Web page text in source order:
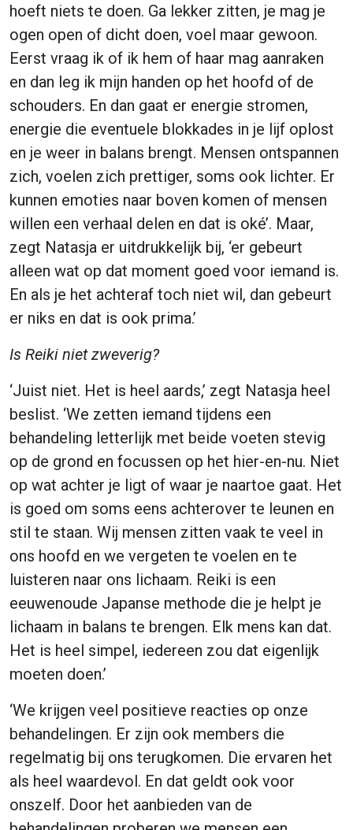
hoeft niets te doen. Ga lekker zitten, je mag je
ogen open of dicht doen, voel maar gewoon.
Eerst vraag ik of ik hem of haar mag aanraken
en dan leg ik mijn handen op het hoofd of de
schouders. En dan gaat er energie stromen,
energie die eventuele blokkades in je lijf oplost
en je weer in balans brengt. Mensen ontspannen
zich, voelen zich prettiger, soms ook lichter. Er
kunnen emoties naar boven komen of mensen
willen een verhaal delen en dat is oké’. Maar,
zegt Natasja er uitdrukkelijk bij, ‘er gebeurt
alleen wat op dat moment goed voor iemand is.
En als je het achteraf toch niet wil, dan gebeurt
er niks en dat is ook prima.’
Is Reiki niet zweverig?
‘Juist niet. Het is heel aards,’ zegt Natasja heel
beslist. ‘We zetten iemand tijdens een
behandeling letterlijk met beide voeten stevig
op de grond en focussen op het hier-en-nu. Niet
op wat achter je ligt of waar je naartoe gaat. Het
is goed om soms eens achterover te leunen en
stil te staan. Wij mensen zitten vaak te veel in
ons hoofd en we vergeten te voelen en te
luisteren naar ons lichaam. Reiki is een
eeuwenoude Japanse methode die je helpt je
lichaam in balans te brengen. Elk mens kan dat.
Het is heel simpel, iedereen zou dat eigenlijk
moeten doen.’
‘We krijgen veel positieve reacties op onze
behandelingen. Er zijn ook members die
regelmatig bij ons terugkomen. Die ervaren het
als heel waardevol. En dat geldt ook voor
onszelf. Door het aanbieden van de